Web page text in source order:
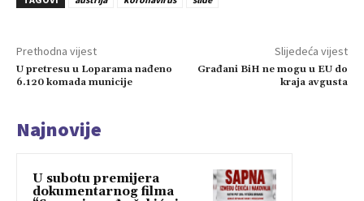
Prethodna vijest
U pretresu u Loparama nađeno
6.120 komada municije
Slijedeća vijest
Građani BiH ne mogu u EU do
kraja avgusta
Najnovije
U subotu premijera
dokumentarnog filma